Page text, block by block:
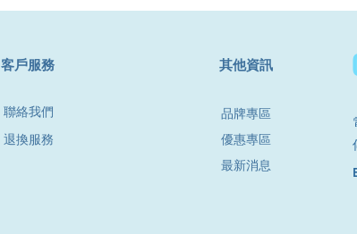
​客戶服務
聯絡我們
退換服務
其他資訊
品牌專區
優惠專區
最新消息